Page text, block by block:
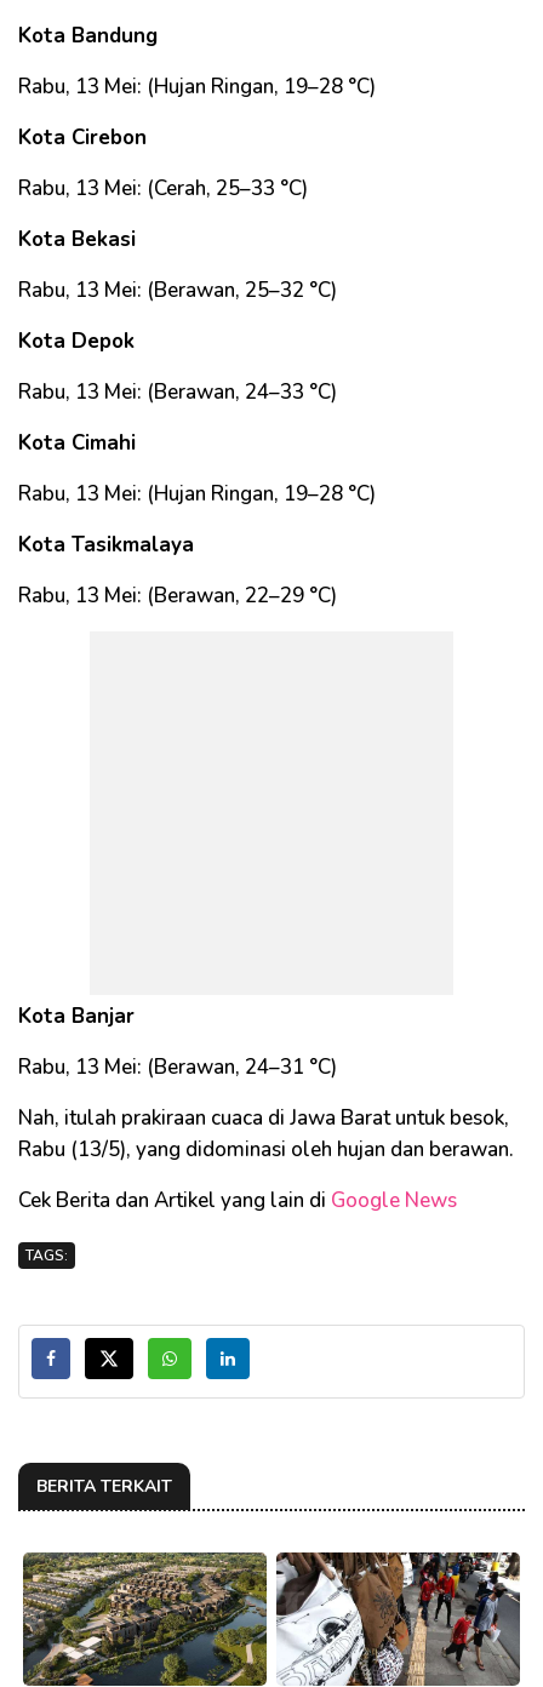
Kota Bandung
Rabu, 13 Mei: (Hujan Ringan, 19–28 °C)
Kota Cirebon
Rabu, 13 Mei: (Cerah, 25–33 °C)
Kota Bekasi
Rabu, 13 Mei: (Berawan, 25–32 °C)
Kota Depok
Rabu, 13 Mei: (Berawan, 24–33 °C)
Kota Cimahi
Rabu, 13 Mei: (Hujan Ringan, 19–28 °C)
Kota Tasikmalaya
Rabu, 13 Mei: (Berawan, 22–29 °C)
Kota Banjar
Rabu, 13 Mei: (Berawan, 24–31 °C)
Nah, itulah prakiraan cuaca di Jawa Barat untuk besok,
Rabu (13/5), yang didominasi oleh hujan dan berawan.
Cek Berita dan Artikel yang lain di Google News
TAGS:
BERITA TERKAIT